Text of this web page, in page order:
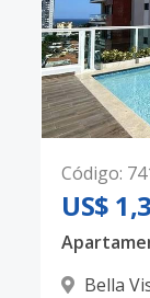
Código:
US$
Bella